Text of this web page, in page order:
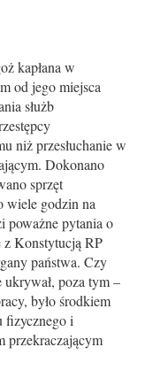
kapłana w
od jego miejsca
służb
niż przesłuchanie w
Dokonano
sprzęt
wiele godzin na
poważne pytania o
z Konstytucją RP
państwa. Czy
poza tym –
było środkiem
fizycznego i
przekraczającym